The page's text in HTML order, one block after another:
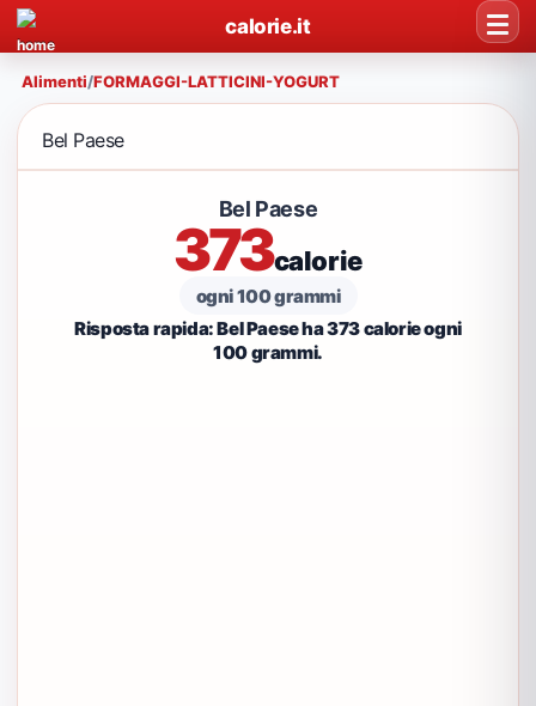
calorie.it
Alimenti/FORMAGGI-LATTICINI-YOGURT
Bel Paese
Bel Paese
373calorie
ogni 100 grammi
Risposta rapida: Bel Paese ha 373 calorie ogni
100 grammi.